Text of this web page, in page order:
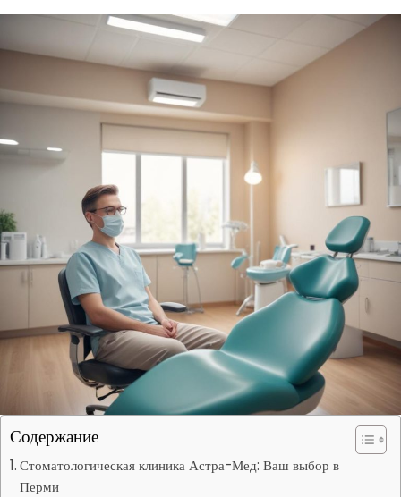
Содержание
Стоматологическая клиника Астра-Мед: Ваш выбор в
Перми